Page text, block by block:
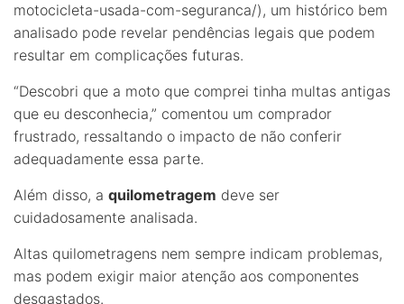
motocicleta-usada-com-seguranca/), um histórico bem
analisado pode revelar pendências legais que podem
resultar em complicações futuras.
“Descobri que a moto que comprei tinha multas antigas
que eu desconhecia,” comentou um comprador
frustrado, ressaltando o impacto de não conferir
adequadamente essa parte.
Além disso, a quilometragem deve ser
cuidadosamente analisada.
Altas quilometragens nem sempre indicam problemas,
mas podem exigir maior atenção aos componentes
desgastados.